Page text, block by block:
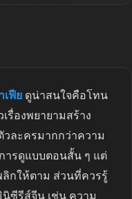
เฟีย ดูน่าสนใจคือโทน
รื่องพยายามสร้าง
ละครมากกว่าความ
ารดูแบบตอนสั้น ๆ แต่
กให้ตาม ส่วนที่ควรรู้
ซีรีส์จีน เช่น ความ